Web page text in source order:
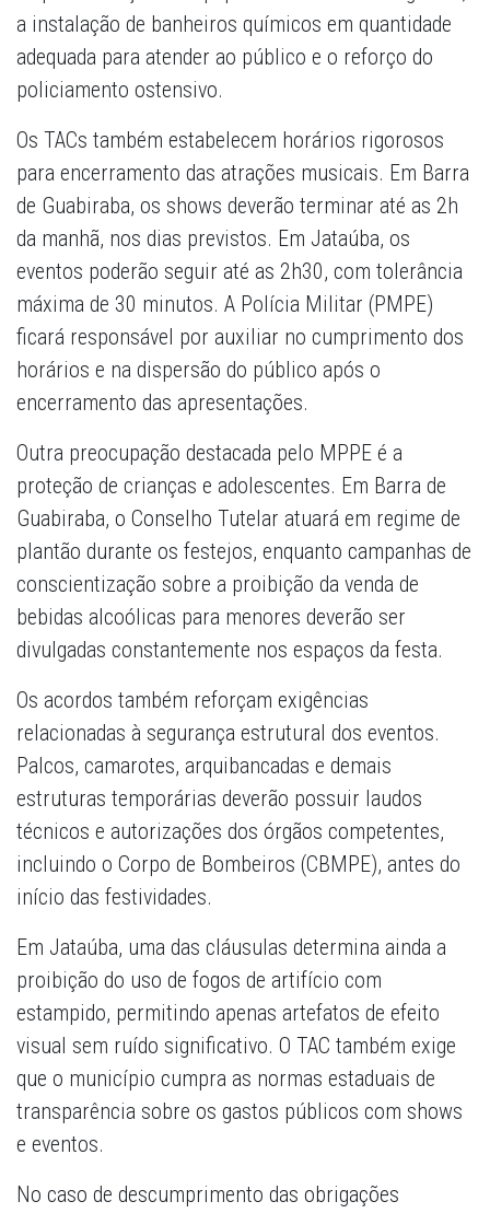
a instalação de banheiros químicos em quantidade
adequada para atender ao público e o reforço do
policiamento ostensivo.
Os TACs também estabelecem horários rigorosos
para encerramento das atrações musicais. Em Barra
de Guabiraba, os shows deverão terminar até as 2h
da manhã, nos dias previstos. Em Jataúba, os
eventos poderão seguir até as 2h30, com tolerância
máxima de 30 minutos. A Polícia Militar (PMPE)
ficará responsável por auxiliar no cumprimento dos
horários e na dispersão do público após o
encerramento das apresentações.
Outra preocupação destacada pelo MPPE é a
proteção de crianças e adolescentes. Em Barra de
Guabiraba, o Conselho Tutelar atuará em regime de
plantão durante os festejos, enquanto campanhas de
conscientização sobre a proibição da venda de
bebidas alcoólicas para menores deverão ser
divulgadas constantemente nos espaços da festa.
Os acordos também reforçam exigências
relacionadas à segurança estrutural dos eventos.
Palcos, camarotes, arquibancadas e demais
estruturas temporárias deverão possuir laudos
técnicos e autorizações dos órgãos competentes,
incluindo o Corpo de Bombeiros (CBMPE), antes do
início das festividades.
Em Jataúba, uma das cláusulas determina ainda a
proibição do uso de fogos de artifício com
estampido, permitindo apenas artefatos de efeito
visual sem ruído significativo. O TAC também exige
que o município cumpra as normas estaduais de
transparência sobre os gastos públicos com shows
e eventos.
No caso de descumprimento das obrigações